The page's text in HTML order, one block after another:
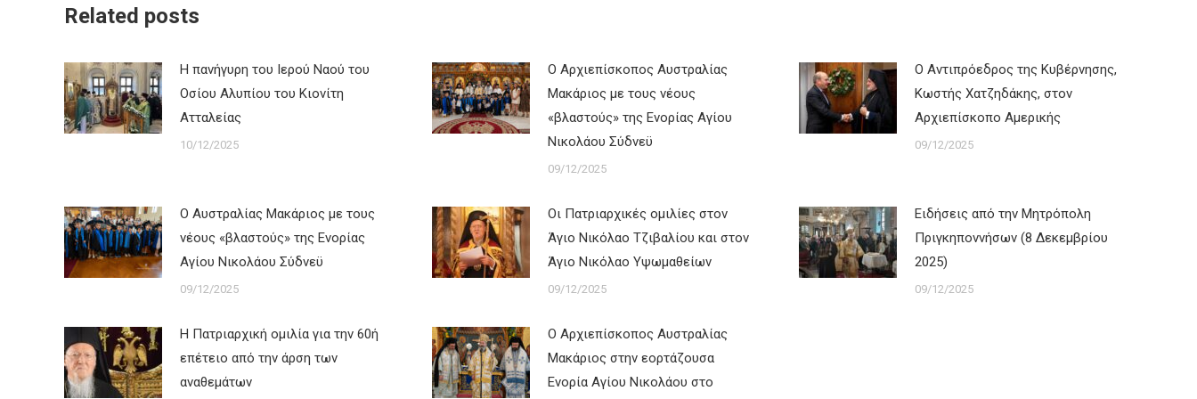
Related posts
Η πανήγυρη του Ιερού Ναού του
Οσίου Αλυπίου του Κιονίτη
Ατταλείας
10/12/2025
Ο Αρχιεπίσκοπος Αυστραλίας
Μακάριος με τους νέους
«βλαστούς» της Ενορίας Αγίου
Νικολάου Σύδνεϋ
09/12/2025
Ο Αντιπρόεδρος της Κυβέρνησης,
Κωστής Χατζηδάκης, στον
Αρχιεπίσκοπο Αμερικής
09/12/2025
Ο Αυστραλίας Μακάριος με τους
νέους «βλαστούς» της Ενορίας
Αγίου Νικολάου Σύδνεϋ
09/12/2025
Οι Πατριαρχικές ομιλίες στον
Άγιο Νικόλαο Τζιβαλίου και στον
Άγιο Νικόλαο Υψωμαθείων
09/12/2025
Ειδήσεις από την Μητρόπολη
Πριγκηποννήσων (8 Δεκεμβρίου
2025)
09/12/2025
Η Πατριαρχική ομιλία για την 60ή
επέτειο από την άρση των
αναθεμάτων
Ο Αρχιεπίσκοπος Αυστραλίας
Μακάριος στην εορτάζουσα
Ενορία Αγίου Νικολάου στο